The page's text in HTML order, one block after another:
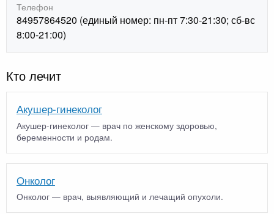
Телефон
84957864520 (единый номер: пн-пт 7:30-21:30; сб-вс
8:00-21:00)
Кто лечит
Акушер-гинеколог
Акушер-гинеколог — врач по женскому здоровью,
беременности и родам.
Онколог
Онколог — врач, выявляющий и лечащий опухоли.